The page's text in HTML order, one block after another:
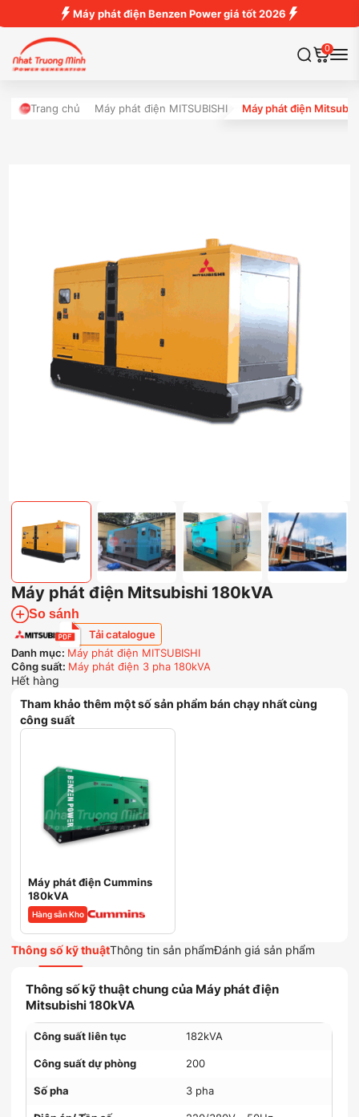
Máy phát điện Benzen Power giá tốt 2026
0
Trang chủ Máy phát điện MITSUBISHI Máy phát điện
Máy phát điện Mitsubishi 180kVA
So sánh
Tải catalogue
Danh mục: Máy phát điện MITSUBISHI
Công suất: Máy phát điện 3 pha 180kVA
Hết hàng
Tham khảo thêm một số sản phẩm bán chạy nhất cùng
công suất
Máy phát điện Cummins
180kVA
Hàng sẵn Kho
Thông số kỹ thuậtThông tin sản phẩmĐánh giá sản phẩm
Thông số kỹ thuật chung của Máy phát điện
Mitsubishi 180kVA
Công suất liên tục 182kVA
Công suất dự phòng 200
Số pha 3 pha